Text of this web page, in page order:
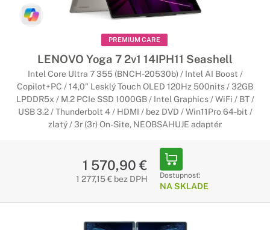
PREMIUM CARE
LENOVO Yoga 7 2v1 14IPH11 Seashell
Intel Core Ultra 7 355 (BNCH-20530b) / Intel AI Boost /
Copilot+PC / 14,0" Lesklý Touch OLED 120Hz 500nits / 32GB
LPDDR5x / M.2 PCIe SSD 1000GB / Intel Graphics / WiFi / BT /
USB 3.2 / Thunderbolt 4 / HDMI / bez DVD / Win11Pro 64-bit /
zlatý / 3r (3r) On-Site, NEOBSAHUJE adaptér
1 570,90 €
1 277,15 € bez DPH Dostupnosť:
NA SKLADE